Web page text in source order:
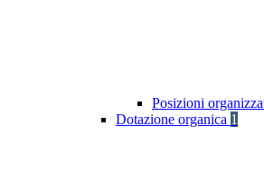
Posizioni
Dotazione organica 1